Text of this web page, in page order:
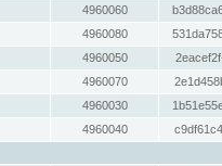
4960060
4960080
4960050
4960070
4960030
4960040